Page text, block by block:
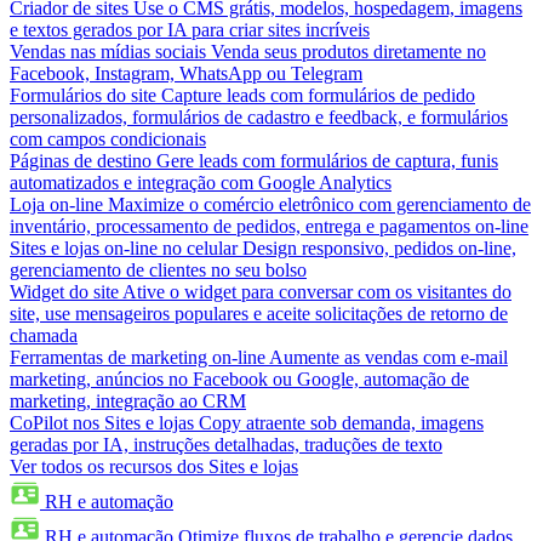
Criador de sites Use o CMS grátis, modelos, hospedagem, imagens
e textos gerados por IA para criar sites incríveis
Vendas nas mídias sociais Venda seus produtos diretamente no
Facebook, Instagram, WhatsApp ou Telegram
Formulários do site Capture leads com formulários de pedido
personalizados, formulários de cadastro e feedback, e formulários
com campos condicionais
Páginas de destino Gere leads com formulários de captura, funis
automatizados e integração com Google Analytics
Loja on-line Maximize o comércio eletrônico com gerenciamento de
inventário, processamento de pedidos, entrega e pagamentos on-line
Sites e lojas on-line no celular Design responsivo, pedidos on-line,
gerenciamento de clientes no seu bolso
Widget do site Ative o widget para conversar com os visitantes do
site, use mensageiros populares e aceite solicitações de retorno de
chamada
Ferramentas de marketing on-line Aumente as vendas com e-mail
marketing, anúncios no Facebook ou Google, automação de
marketing, integração ao CRM
CoPilot nos Sites e lojas Copy atraente sob demanda, imagens
geradas por IA, instruções detalhadas, traduções de texto
Ver todos os recursos dos Sites e lojas
RH e automação
RH e automação Otimize fluxos de trabalho e gerencie dados